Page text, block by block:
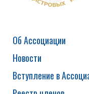
Об Ассоциации
Новости
Вступление в